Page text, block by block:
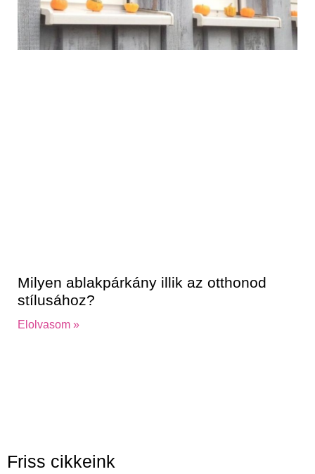
Milyen ablakpárkány illik az otthonod
stílusához?
Elolvasom »
Friss cikkeink